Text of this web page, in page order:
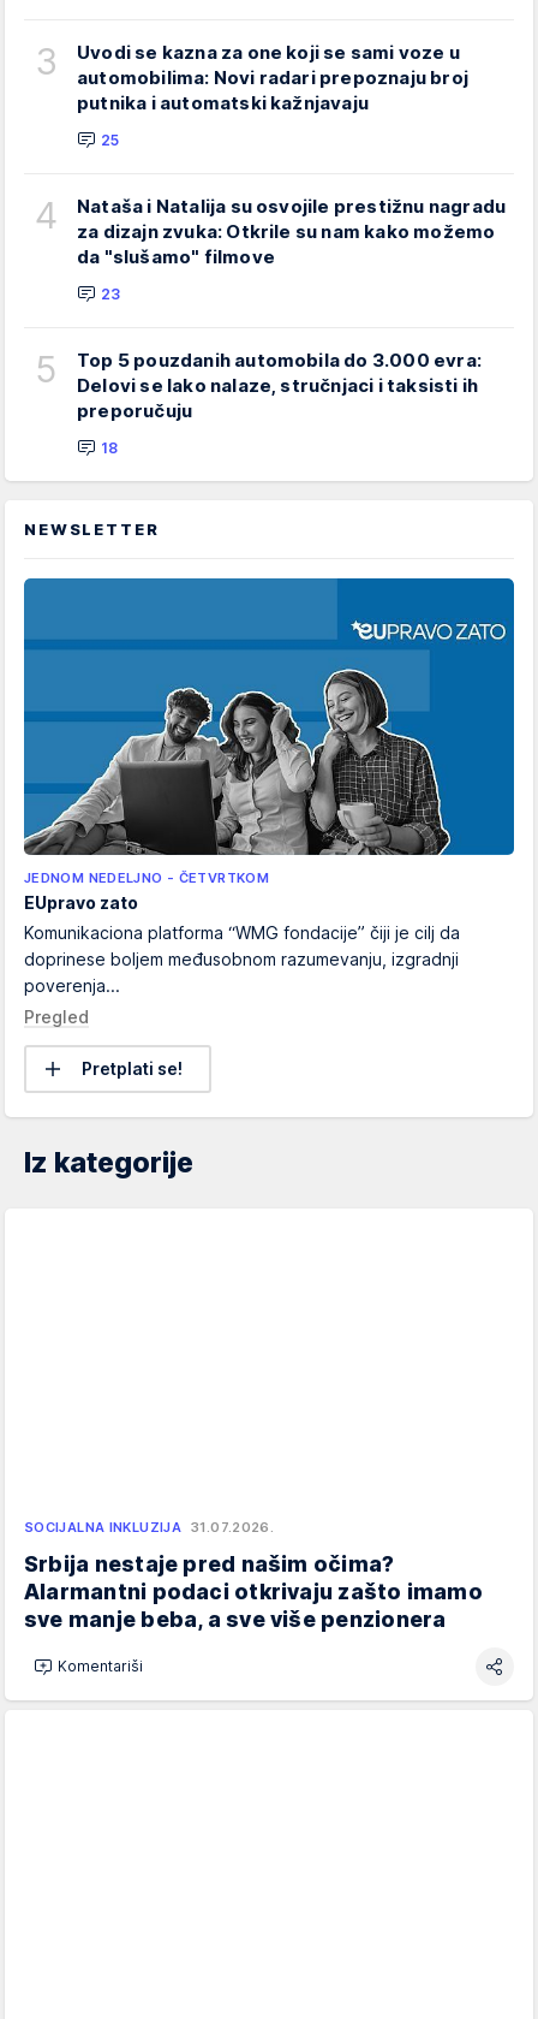
3
Uvodi se kazna za one koji se sami voze u
automobilima: Novi radari prepoznaju broj
putnika i automatski kažnjavaju
25
4
Nataša i Natalija su osvojile prestižnu nagradu
za dizajn zvuka: Otkrile su nam kako možemo
da "slušamo" filmove
23
5
Top 5 pouzdanih automobila do 3.000 evra:
Delovi se lako nalaze, stručnjaci i taksisti ih
preporučuju
18
NEWSLETTER
JEDNOM NEDELJNO - ČETVRTKOM
EUpravo zato
Komunikaciona platforma “WMG fondacije” čiji je cilj da
doprinese boljem međusobnom razumevanju, izgradnji
poverenja...
Pregled
Pretplati se!
Iz kategorije
SOCIJALNA INKLUZIJA 31.07.2026.
Srbija nestaje pred našim očima?
Alarmantni podaci otkrivaju zašto imamo
sve manje beba, a sve više penzionera
Komentariši